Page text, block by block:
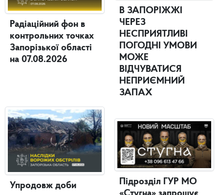
Радіаційний фон в
контрольних точках
Запорізької області
на 07.08.2026
Упродовж доби
В ЗАПОРІЖЖІ
ЧЕРЕЗ
НЕСПРИЯТЛИВІ
ПОГОДНІ УМОВИ
МОЖЕ
ВІДЧУВАТИСЯ
НЕПРИЄМНИЙ
ЗАПАХ
Підрозділ ГУР МО